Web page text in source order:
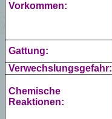
Vorkommen:
Gattung:
Verwechslungsgefahr:
Chemische
Reaktionen: